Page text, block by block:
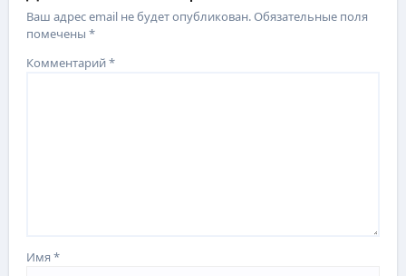
Ваш адрес email не будет опубликован.Обязательные поля
помечены*
Комментарий*
Имя*